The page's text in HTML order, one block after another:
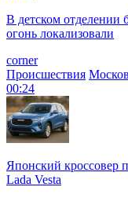
В детском отделении
огонь локализовали
corner
Происшествия
00:24
Японский кроссовер
Lada Vesta